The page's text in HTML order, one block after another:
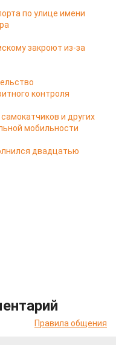
по улице имени
закроют из-за
контроля
и других
мобильности
двадцатью
Правила общения